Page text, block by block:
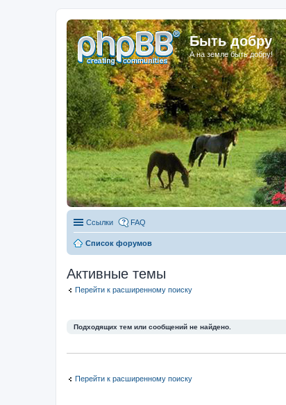
Быть добру
А на земле быть добру!
Ссылки FAQ
Список форумов
Активные темы
Перейти к расширенному поиску
Подходящих тем или сообщений не найдено.
Перейти к расширенному поиску